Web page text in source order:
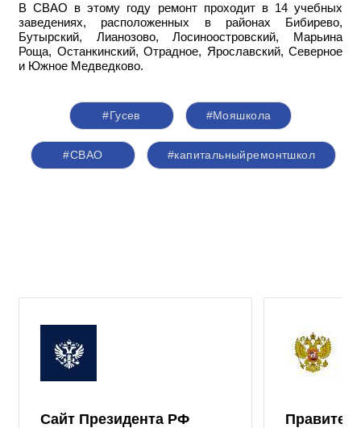
В СВАО в этому году ремонт проходит в 14 учебных
заведениях, расположенных в районах Бибирево,
Бутырский, Лианозово, Лосиноостровский, Марьина
Роща, Останкинский, Отрадное, Ярославский, Северное
и Южное Медведково.
#Гусев #Мояшкола
#СВАО #капитальныйремонтшкол
Сайт Президента РФ